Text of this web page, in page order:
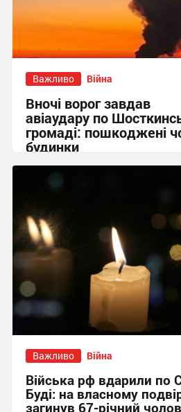
Важливо Війна
Вночі ворог завдав
авіаудару по
громаді: пошкоджені
будинки
Важливо Війна
Війська рф вдарили по
Буді: на власному
загинув 67-річний